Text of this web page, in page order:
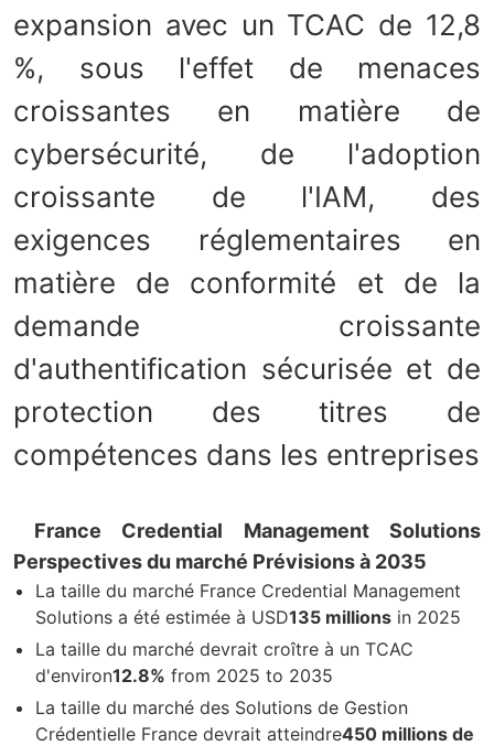
expansion avec un TCAC de 12,8
%, sous l'effet de menaces
croissantes en matière de
cybersécurité, de l'adoption
croissante de l'IAM, des
exigences réglementaires en
matière de conformité et de la
demande croissante
d'authentification sécurisée et de
protection des titres de
compétences dans les entreprises
France Credential Management Solutions
Perspectives du marché Prévisions à 2035
La taille du marché France Credential Management
Solutions a été estimée à USD135 millions in 2025
La taille du marché devrait croître à un TCAC
d'environ12.8% from 2025 to 2035
La taille du marché des Solutions de Gestion
Crédentielle France devrait atteindre450 millions de